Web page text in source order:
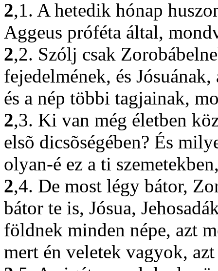
2,1. A hetedik hónap
Aggeus próféta által,
2,2. Szólj csak
fejedelmének, és
és a nép többi tagjainak,
2,3. Ki van még életben
elsõ dicsõségében? És
olyan-é ez a ti
2,4. De most légy bátor,
bátor te is, Jósua,
földnek minden népe, azt
mert én veletek vagyok,